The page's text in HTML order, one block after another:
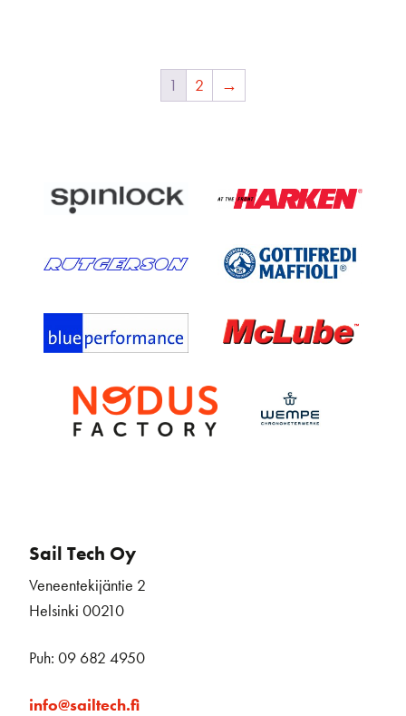
1 2 →
Sail Tech Oy
Veneentekijäntie 2
Helsinki 00210
Puh: 09 682 4950
info@sailtech.fi